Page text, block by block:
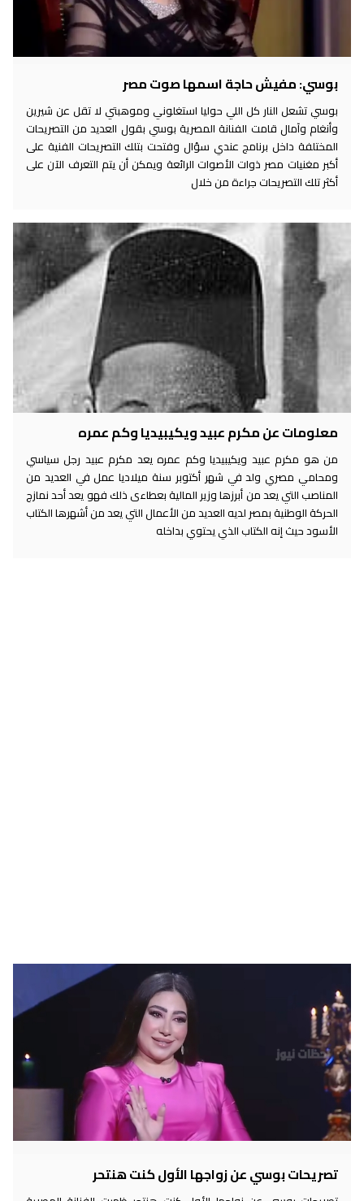
بوسي: مفيش حاجة اسمها صوت مصر
بوسي تشعل النار كل اللي حوليا استغلوني وموهبتي لا تقل عن شيرين
وأنغام وآمال قامت الفنانة المصرية بوسي بقول العديد من التصريحات
المختلفة داخل برنامج عندي سؤال وفتحت بتلك التصريحات الفنية على
أكبر مغنيات مصر ذوات الأصوات الرائعة ويمكن أن يتم التعرف الآن على
أكثر تلك التصريحات جراءة من خلال
معلومات عن مكرم عبيد ويكيبيديا وكم عمره
من هو مكرم عبيد ويكيبيديا وكم عمره يعد مكرم عبيد رجل سياسي
ومحامي مصري ولد في شهر أكتوبر سنة ميلاديا عمل في العديد من
المناصب التي يعد من أبرزها وزير المالية بعطاءى ذلك فهو يعد أحد نمازج
الحركة الوطنية بمصر لديه العديد من الأعمال التي يعد من أشهرها الكتاب
الأسود حيث إنه الكتاب الذي يحتوي بداخله
تصريحات بوسي عن زواجها الأول كنت هنتحر